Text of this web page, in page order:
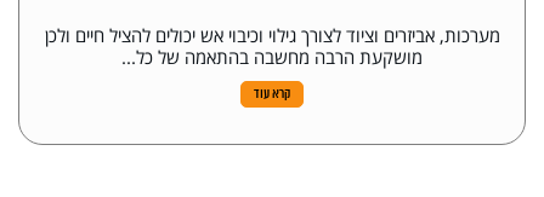
מערכות, אביזרים וציוד לצורך גילוי וכיבוי אש יכולים להציל חיים ולכן
מושקעת הרבה מחשבה בהתאמה של כל...
קרא עוד